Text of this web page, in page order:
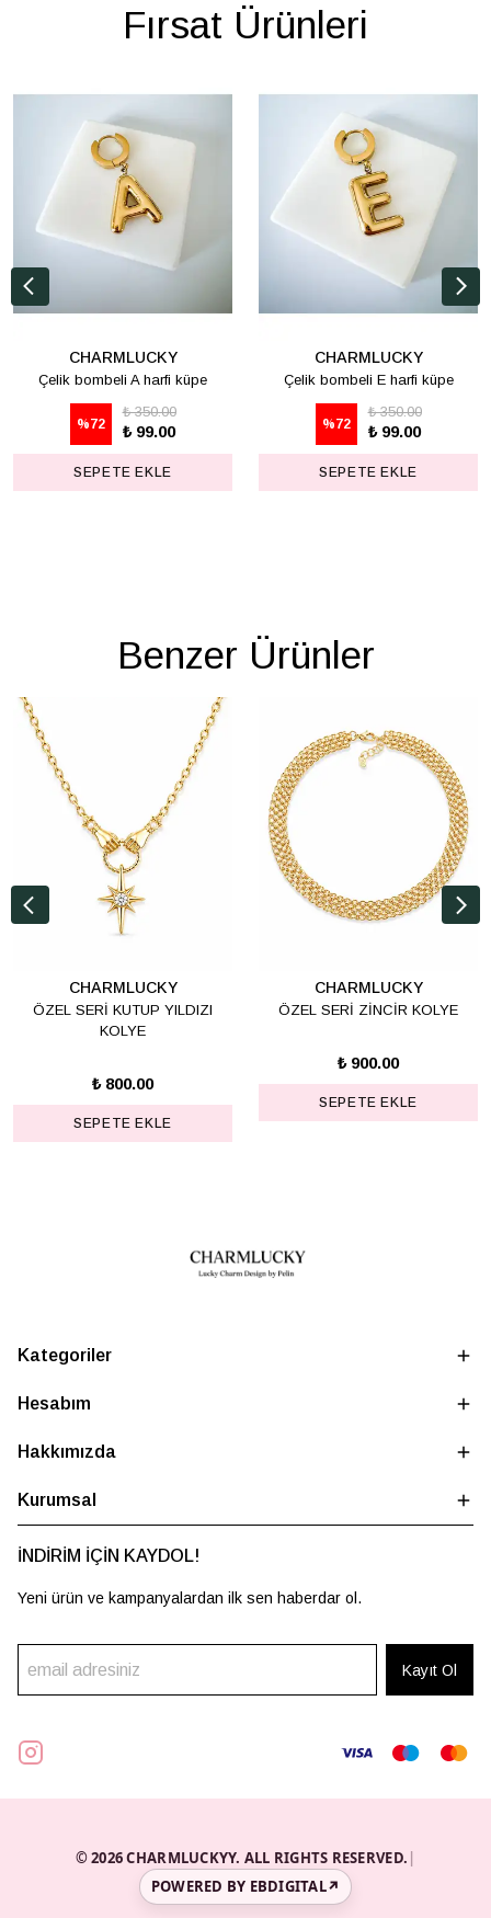
Fırsat Ürünleri
CHARMLUCKY
Çelik bombeli A harfi küpe
%72
₺ 350.00
₺ 99.00
SEPETE EKLE
CHARMLUCKY
Çelik bombeli E harfi küpe
%72
₺ 350.00
₺ 99.00
SEPETE EKLE
Benzer Ürünler
CHARMLUCKY
ÖZEL SERİ KUTUP YILDIZI
KOLYE
₺ 800.00
SEPETE EKLE
CHARMLUCKY
ÖZEL SERİ ZİNCİR KOLYE
₺ 900.00
SEPETE EKLE
Kategoriler
Hesabım
Hakkımızda
Kurumsal
İNDİRİM İÇİN KAYDOL!
Yeni ürün ve kampanyalardan ilk sen haberdar ol.
Kayıt Ol
© 2026 CHARMLUCKYY. ALL RIGHTS RESERVED. |
POWERED BY EBDIGITAL↗